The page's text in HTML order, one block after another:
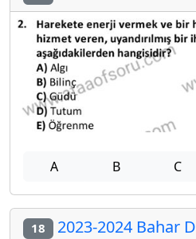
A B C
18 2023-2024 Bahar